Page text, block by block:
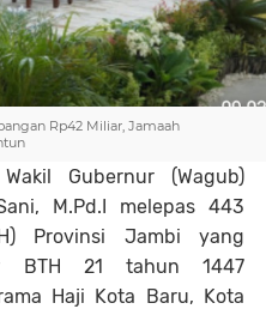
Rp42 Miliar, Jamaah
Gubernur (Wagub)
M.Pd.I melepas 443
Provinsi Jambi yang
BTH 21 tahun 1447
Haji Kota Baru, Kota